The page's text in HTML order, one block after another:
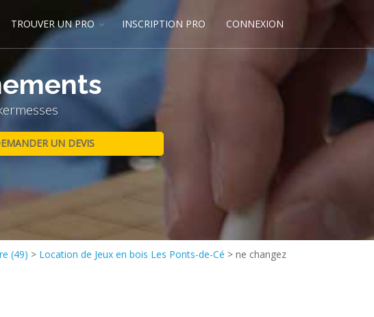
TROUVER UN PRO INSCRIPTION PRO CONNEXION
(49) > Location de Jeux en bois Les Ponts-de-Cé > ne changez